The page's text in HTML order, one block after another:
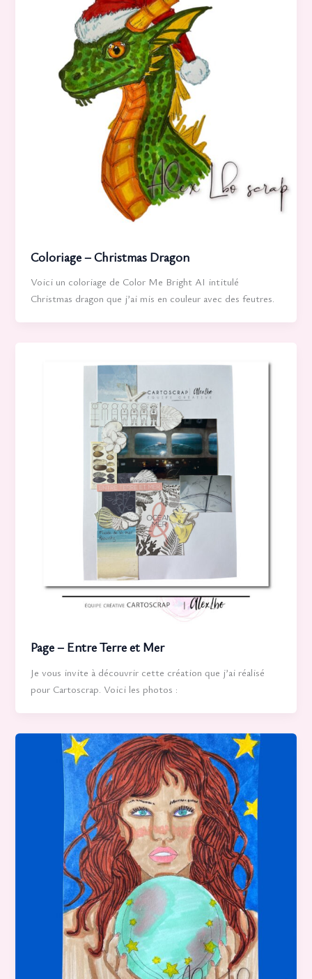
Coloriage – Christmas Dragon
Voici un coloriage de Color Me Bright AI intitulé
Christmas dragon que j’ai mis en couleur avec des feutres.
Page – Entre Terre et Mer
Je vous invite à découvrir cette création que j’ai réalisé
pour Cartoscrap. Voici les photos :